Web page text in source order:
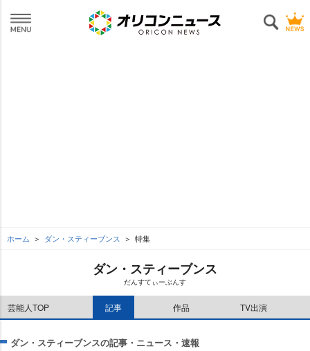
ホーム ダン・スティーブンス 特集
ダン・スティーブンス
だんすてぃーぶんす
芸能人TOP 記事 作品 TV出演
ダン・スティーブンスの記事・ニュース・速報